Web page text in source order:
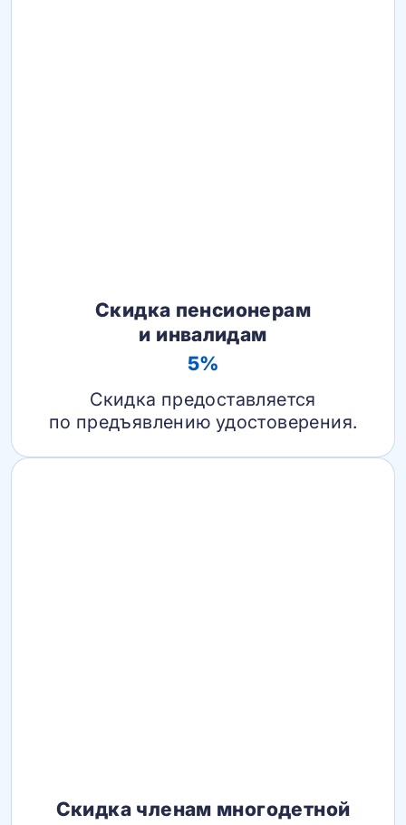
Скидка пенсионерам
и инвалидам
5%
Скидка предоставляется
по предъявлению удостоверения.
Скидка членам многодетной